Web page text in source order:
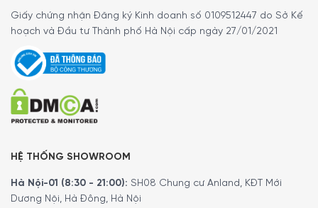
Giấy chứng nhận Đăng ký Kinh doanh số 0109512447 do Sở Kế
hoạch và Đầu tư Thành phố Hà Nội cấp ngày 27/01/2021
HỆ THỐNG SHOWROOM
Hà Nội-01 (8:30 - 21:00): SH08 Chung cư Anland, KĐT Mới
Dương Nội, Hà Đông, Hà Nội